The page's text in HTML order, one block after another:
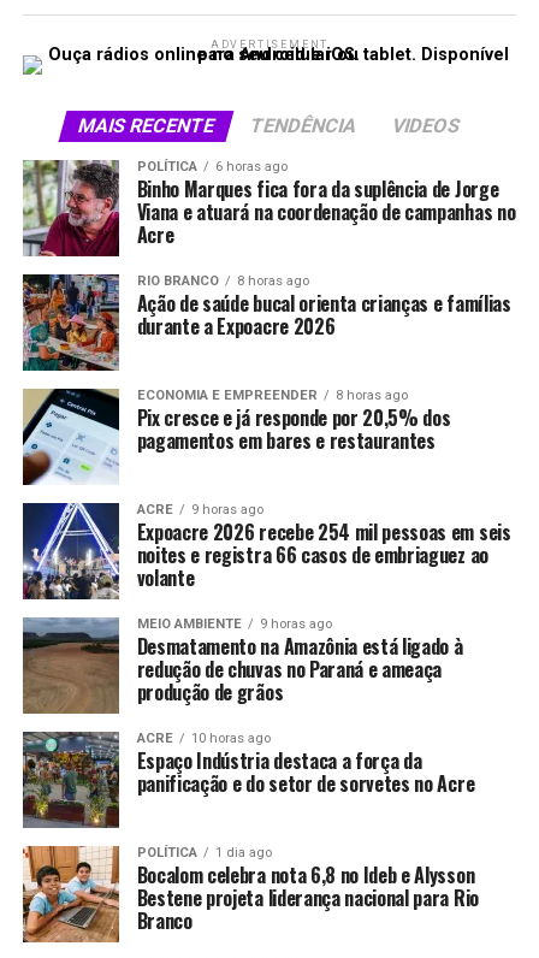
ADVERTISEMENT
MAIS RECENTE TENDÊNCIA VIDEOS
POLÍTICA 6 horas ago
Binho Marques fica fora da suplência de Jorge
Viana e atuará na coordenação de campanhas no
Acre
RIO BRANCO 8 horas ago
Ação de saúde bucal orienta crianças e famílias
durante a Expoacre 2026
ECONOMIA E EMPREENDER 8 horas ago
Pix cresce e já responde por 20,5% dos
pagamentos em bares e restaurantes
ACRE 9 horas ago
Expoacre 2026 recebe 254 mil pessoas em seis
noites e registra 66 casos de embriaguez ao
volante
MEIO AMBIENTE 9 horas ago
Desmatamento na Amazônia está ligado à
redução de chuvas no Paraná e ameaça
produção de grãos
ACRE 10 horas ago
Espaço Indústria destaca a força da
panificação e do setor de sorvetes no Acre
POLÍTICA 1 dia ago
Bocalom celebra nota 6,8 no Ideb e Alysson
Bestene projeta liderança nacional para Rio
Branco